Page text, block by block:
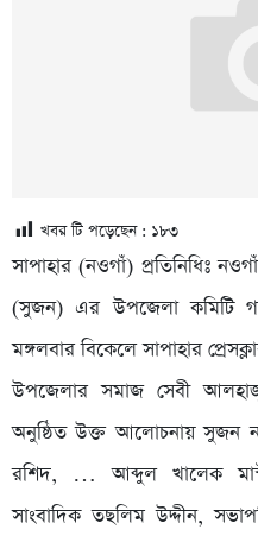
খবর টি পড়েছেন : ১৮৩
সাপাহার (নওগাঁ) প্রতিনিধিঃ
(সুজন) এর উপজেলা কমিটি
মঙ্গলবার বিকেলে সাপাহার
উপজেলার সমাজ সেবী
অনুষ্ঠিত উক্ত আলোচনায় সুজন
রশিদ, … আব্দুল খালেক
সাংবাদিক তছলিম উদ্দীন,